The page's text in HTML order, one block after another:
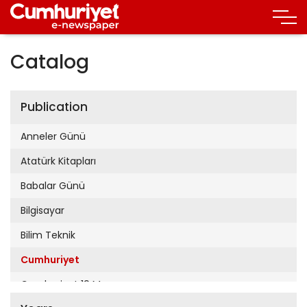
Catalog
Publication
Anneler Günü
Atatürk Kitapları
Babalar Günü
Bilgisayar
Bilim Teknik
Cumhuriyet
Cumhuriyet 19 Mayıs